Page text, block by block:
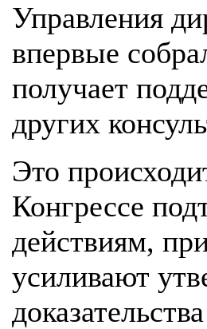
Управления
впервые
получает
других
Это
Конгрессе
действиям,
усиливают